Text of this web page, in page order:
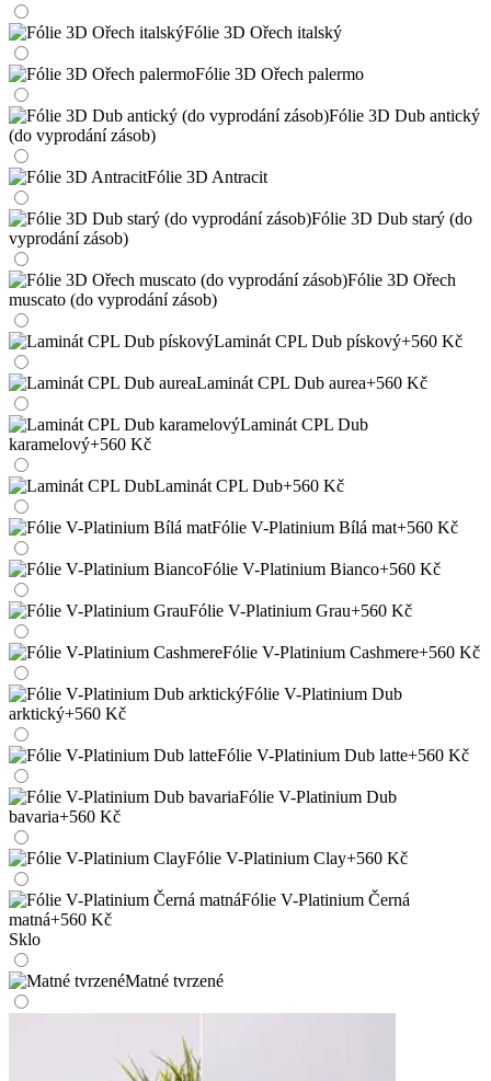
Fólie 3D Ořech italský
Fólie 3D Ořech palermo
Fólie 3D Dub antický
(do vyprodání zásob)
Fólie 3D Antracit
Fólie 3D Dub starý (do
vyprodání zásob)
Fólie 3D Ořech
muscato (do vyprodání zásob)
Laminát CPL Dub pískový+560 Kč
Laminát CPL Dub aurea+560 Kč
Laminát CPL Dub
karamelový+560 Kč
Laminát CPL Dub+560 Kč
Fólie V-Platinium Bílá mat+560 Kč
Fólie V-Platinium Bianco+560 Kč
Fólie V-Platinium Grau+560 Kč
Fólie V-Platinium Cashmere+560 Kč
Fólie V-Platinium Dub
arktický+560 Kč
Fólie V-Platinium Dub latte+560 Kč
Fólie V-Platinium Dub
bavaria+560 Kč
Fólie V-Platinium Clay+560 Kč
Fólie V-Platinium Černá
matná+560 Kč
Sklo
Matné tvrzené